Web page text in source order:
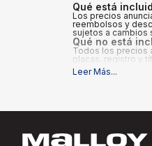
Qué está
Los precios
reembolsos y
sujetos a cambios
Qué no está
Todos los precios
placas, registro y
Leer Más...